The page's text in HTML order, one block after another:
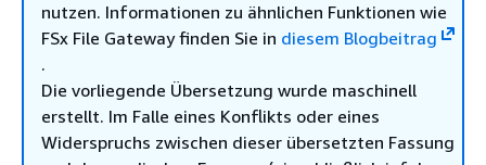
nutzen. Informationen zu ähnlichen Funktionen wie
FSx File Gateway finden Sie in diesem Blogbeitrag
.
Die vorliegende Übersetzung wurde maschinell
erstellt. Im Falle eines Konflikts oder eines
Widerspruchs zwischen dieser übersetzten Fassung